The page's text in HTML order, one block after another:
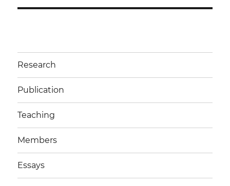
Research
Publication
Teaching
Members
Essays